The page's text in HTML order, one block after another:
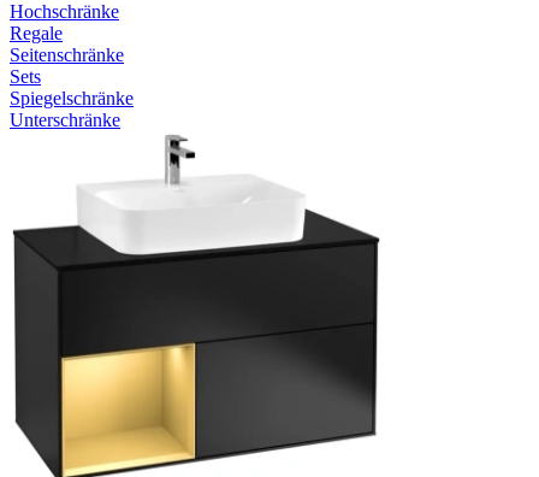
Hochschränke
Regale
Seitenschränke
Sets
Spiegelschränke
Unterschränke